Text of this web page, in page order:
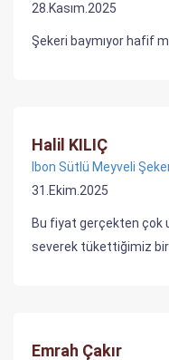
28.Kasım.2025
Şekeri baymıyor hafif
Halil KILIÇ
Ibon Sütlü Meyveli
31.Ekim.2025
Bu fiyat gerçekten çok
severek tükettiğimiz
Emrah Çakır